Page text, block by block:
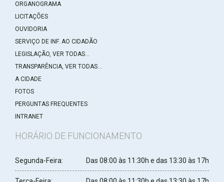
ORGANOGRAMA
LICITAÇÕES
OUVIDORIA
SERVIÇO DE INF. AO CIDADÃO
LEGISLAÇÃO, VER TODAS...
TRANSPARÊNCIA, VER TODAS...
A CIDADE
FOTOS
PERGUNTAS FREQUENTES
INTRANET
HORÁRIO DE FUNCIONAMENTO
Segunda-Feira: Das 08:00 às 11:30h e das 13:30 às 17h